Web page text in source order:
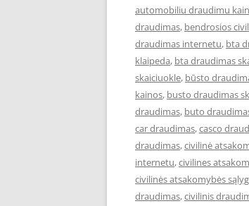
automobiliu draudimu
draudimas, bendrosios
draudimas internetu, bta
klaipeda, bta draudimas
skaiciuokle, būsto
kainos, busto draudimas
draudimas, buto
car draudimas,casco
draudimas,civilinė
internetu,civilines
civilinės atsakomybės
draudimas,civilinis